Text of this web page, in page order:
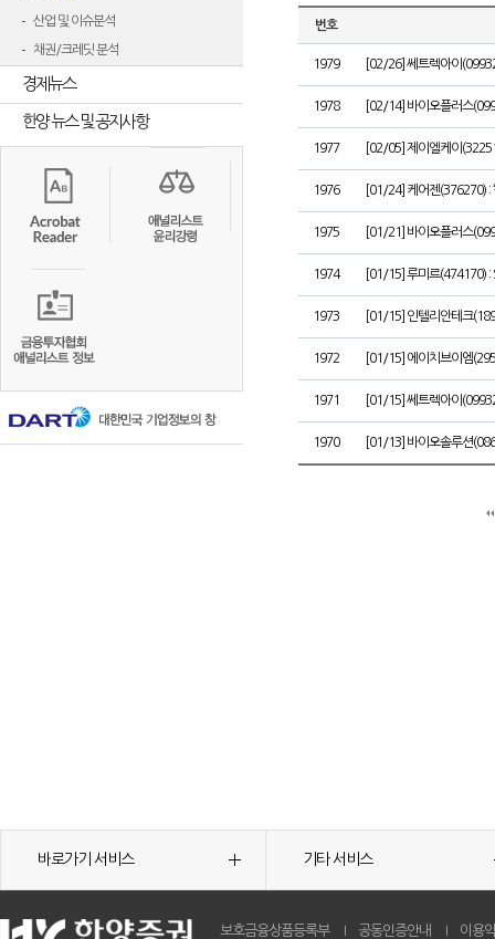
산업 및 이슈분석
채권/크레딧 분석
경제뉴스
한양 뉴스 및 공지사항
번호
1979 [02/26] 쎄트렉아이
1978 [02/14] 바이오플러스
1977 [02/05] 제이엘케이
1976 [01/24] 케어젠(376270) :
1975 [01/21] 바이오플러스
1974 [01/15] 루미르(474170) :
1973 [01/15] 인텔리안테크
1972 [01/15] 에이치브이엠
1971 [01/15] 쎄트렉아이
1970 [01/13] 바이오솔루션
바로가기 서비스 기타 서비스
보호금융상품등록부 공동인증안내 이용